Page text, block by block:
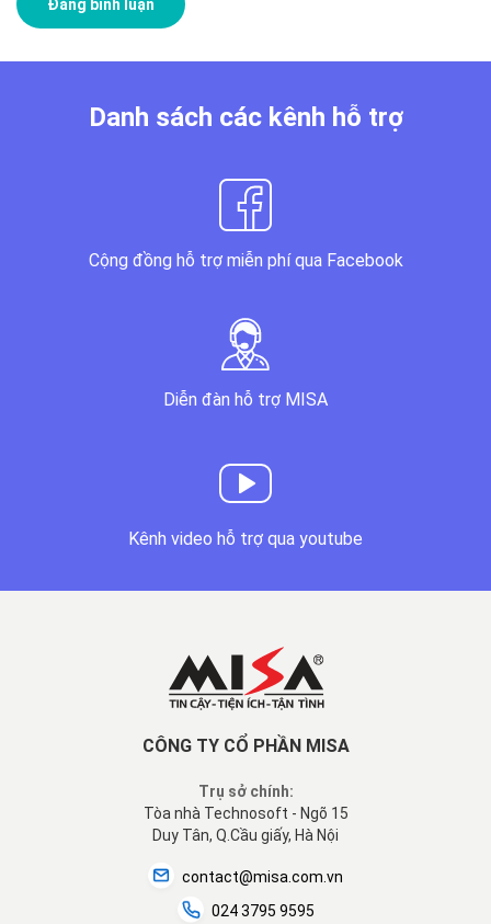
Danh sách các kênh hỗ trợ
Cộng đồng hỗ trợ miễn phí qua Facebook
Diễn đàn hỗ trợ MISA
Kênh video hỗ trợ qua youtube
CÔNG TY CỔ PHẦN MISA
Trụ sở chính:
Tòa nhà Technosoft - Ngõ 15
Duy Tân, Q.Cầu giấy, Hà Nội
contact@misa.com.vn
024 3795 9595